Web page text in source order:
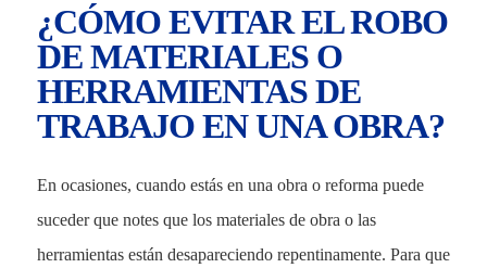
¿CÓMO EVITAR EL ROBO
DE MATERIALES O
HERRAMIENTAS DE
TRABAJO EN UNA OBRA?
En ocasiones, cuando estás en una obra o reforma puede
suceder que notes que los materiales de obra o las
herramientas están desapareciendo repentinamente. Para que